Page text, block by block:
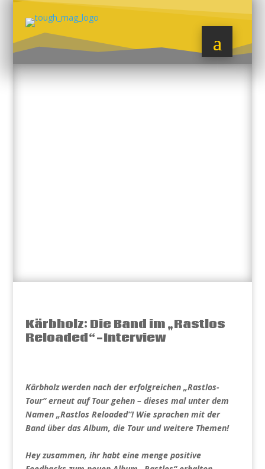
Kärbholz: Die Band im „Rastlos
Reloaded“-Interview
Kärbholz werden nach der erfolgreichen „Rastlos-
Tour“ erneut auf Tour gehen – dieses mal unter dem
Namen „Rastlos Reloaded“! Wie sprachen mit der
Band über das Album, die Tour und weitere Themen!
Hey zusammen, ihr habt eine menge positive